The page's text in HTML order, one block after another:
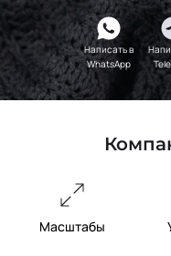
Написать в
WhatsApp
Масштабы